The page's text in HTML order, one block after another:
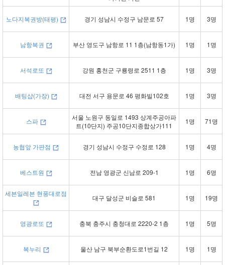
노다지복권방(태평) 경기 성남시 수정구 남문로 57 1명 3명
남항복권 부산 영도구 남항로 11 1층(남항동1가) 1명 1명
서석로또 강원 홍천군 구룡령로 2511 1층 1명 3명
배팅샵(가장) 대전 서구 용문로 46 평화빌102호 1명 3명
스파
서울 노원구 동일로 1493 상계주공아파
트(10단지) 주공10단지종합상가111
1명 71명
농협앞 가판점 경기 성남시 수정구 수정로 128 1명 4명
베스트원 전남 영광군 신남로 209-1 1명 6명
세븐일레븐 현풍대로점
대구 달성군 비슬로 581 1명 19명
영광로또 충북 충주시 충청대로 2220-2 1층 1명 5명
복누리 울산 남구 북부순환도로1번길 12 1명 1명